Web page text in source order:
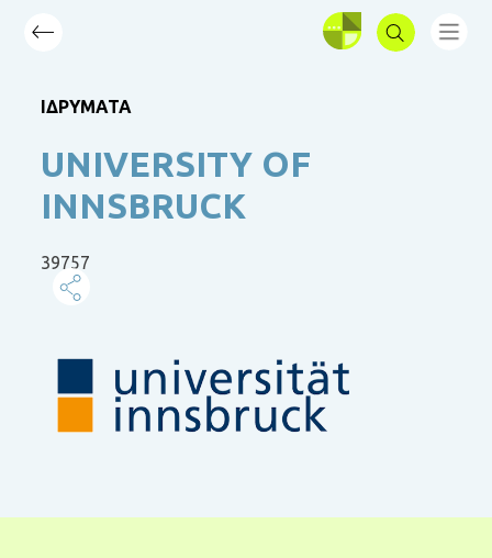
ΣΥΝΔΕΣΗ
ΙΔΡΥΜΑΤΑ
UNIVERSITY OF
INNSBRUCK
39757